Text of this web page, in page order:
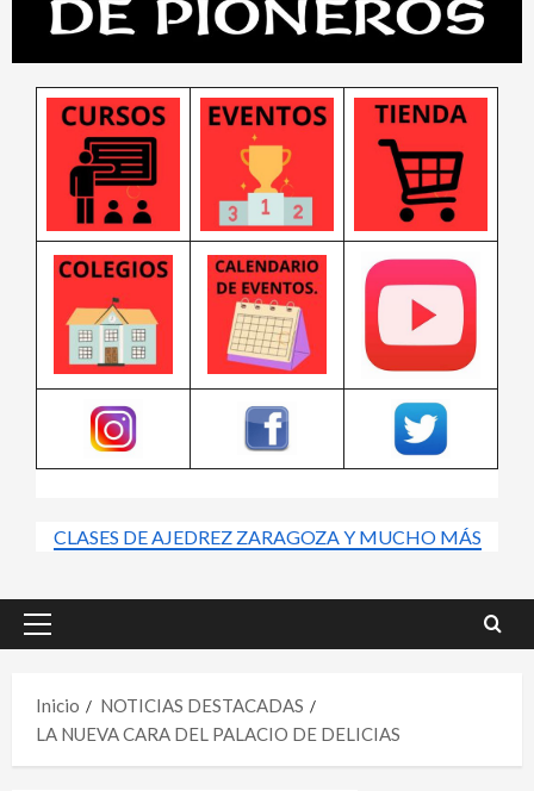
CLASES DE AJEDREZ ZARAGOZA Y MUCHO MÁS
Menú
Inicio
NOTICIAS DESTACADAS
LA NUEVA CARA DEL PALACIO DE DELICIAS